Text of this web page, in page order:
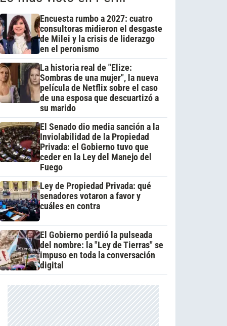
Encuesta rumbo a 2027: cuatro
consultoras midieron el desgaste
de Milei y la crisis de liderazgo
en el peronismo
La historia real de "Elize:
Sombras de una mujer", la nueva
película de Netflix sobre el caso
de una esposa que descuartizó a
su marido
El Senado dio media sanción a la
Inviolabilidad de la Propiedad
Privada: el Gobierno tuvo que
ceder en la Ley del Manejo del
Fuego
Ley de Propiedad Privada: qué
senadores votaron a favor y
cuáles en contra
El Gobierno perdió la pulseada
del nombre: la "Ley de Tierras" se
impuso en toda la conversación
digital